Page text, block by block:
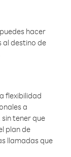
hacer
al destino de
flexibilidad
a
tener que
plan de
llamadas que